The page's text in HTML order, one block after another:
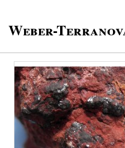
Weber-